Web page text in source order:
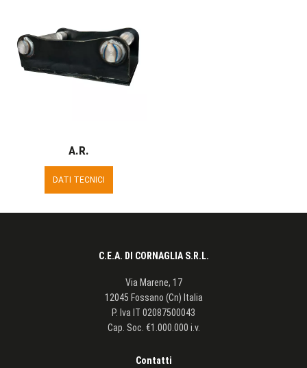
A.R.
DATI TECNICI
C.E.A. DI CORNAGLIA S.R.L.
Via Marene, 17
12045 Fossano (Cn) Italia
P. Iva IT 02087500043
Cap. Soc. €1.000.000 i.v.
Contatti